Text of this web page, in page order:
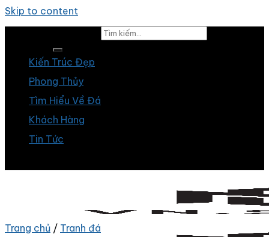
Skip to content
Kiến Trúc Đẹp
Phong Thủy
Tìm Hiểu Về Đá
Khách Hàng
Tin Tức
Trang chủ / Tranh đá